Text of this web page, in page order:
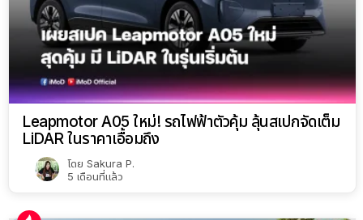
Leapmotor A05 ใหม่! รถไฟฟ้าตัวคุ้ม ลุ้นสเปกจัดเต็ม
LiDAR ในราคาเอื้อมถึง
โดย Sakura P.
5 เดือนที่แล้ว